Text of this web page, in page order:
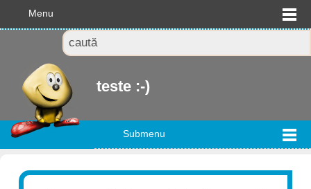
Menu
teste :-)
Submenu